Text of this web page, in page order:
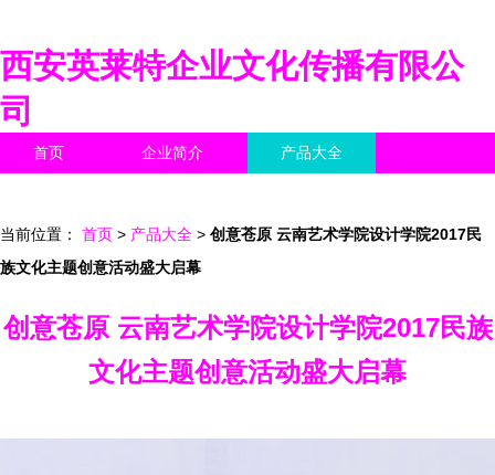
西安英莱特企业文化传播有限公
司
首页 企业简介 产品大全
当前位置： 首页 > 产品大全 > 创意苍原 云南艺术学院设计学院2017民
族文化主题创意活动盛大启幕
创意苍原 云南艺术学院设计学院2017民族
文化主题创意活动盛大启幕